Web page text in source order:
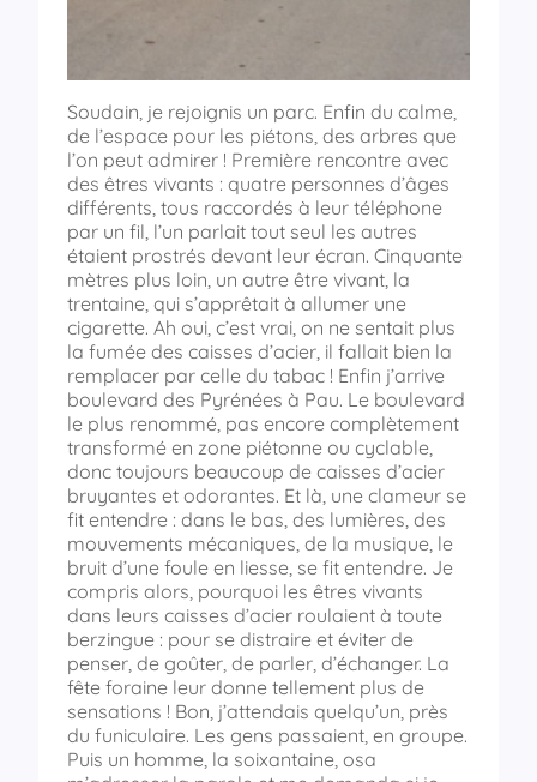
Soudain, je rejoignis un parc. Enfin du calme,
de l’espace pour les piétons, des arbres que
l’on peut admirer ! Première rencontre avec
des êtres vivants : quatre personnes d’âges
différents, tous raccordés à leur téléphone
par un fil, l’un parlait tout seul les autres
étaient prostrés devant leur écran. Cinquante
mètres plus loin, un autre être vivant, la
trentaine, qui s’apprêtait à allumer une
cigarette. Ah oui, c’est vrai, on ne sentait plus
la fumée des caisses d’acier, il fallait bien la
remplacer par celle du tabac ! Enfin j’arrive
boulevard des Pyrénées à Pau. Le boulevard
le plus renommé, pas encore complètement
transformé en zone piétonne ou cyclable,
donc toujours beaucoup de caisses d’acier
bruyantes et odorantes. Et là, une clameur se
fit entendre : dans le bas, des lumières, des
mouvements mécaniques, de la musique, le
bruit d’une foule en liesse, se fit entendre. Je
compris alors, pourquoi les êtres vivants
dans leurs caisses d’acier roulaient à toute
berzingue : pour se distraire et éviter de
penser, de goûter, de parler, d’échanger. La
fête foraine leur donne tellement plus de
sensations ! Bon, j’attendais quelqu’un, près
du funiculaire. Les gens passaient, en groupe.
Puis un homme, la soixantaine, osa